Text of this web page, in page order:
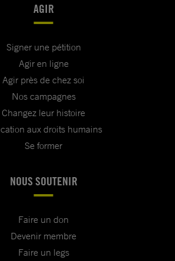
AGIR
Signer une pétition
Agir en ligne
Agir près de chez soi
Nos campagnes
Changez leur histoire
aux droits humains
Se former
NOUS SOUTENIR
Faire un don
Devenir membre
Faire un legs